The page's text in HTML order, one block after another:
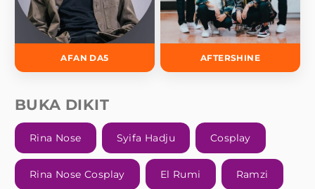
AFAN DA5 AFTERSHINE
BUKA DIKIT
Rina Nose Syifa Hadju Cosplay
Rina Nose Cosplay El Rumi Ramzi